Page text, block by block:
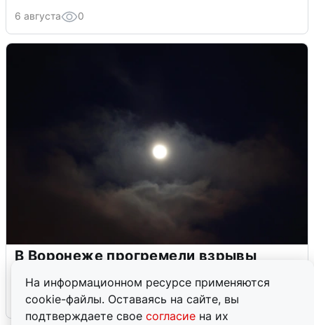
На информационном ресурсе применяются
cookie-файлы. Оставаясь на сайте, вы
подтверждаете свое согласие на их
6 августа 0
В Воронеже прогремели взрывы
5 августа 0